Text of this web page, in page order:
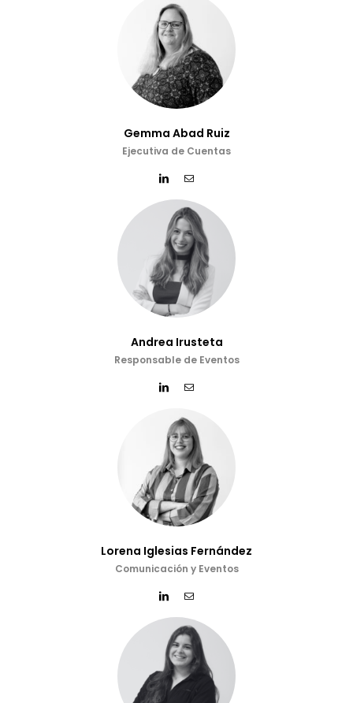
Gemma Abad Ruiz
Ejecutiva de Cuentas
Andrea Irusteta
Responsable de Eventos
Lorena Iglesias Fernández
Comunicación y Eventos